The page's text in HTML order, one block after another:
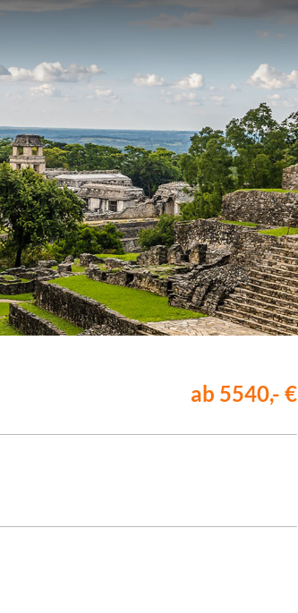
ab 5540,- €